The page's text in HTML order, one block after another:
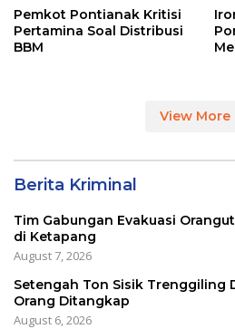
Pemkot Pontianak Kritisi
Pertamina Soal Distribusi
BBM
View More
Berita Kriminal
Tim Gabungan Evakuasi
di Ketapang
August 7, 2026
Setengah Ton Sisik Trenggiling
Orang Ditangkap
August 6, 2026